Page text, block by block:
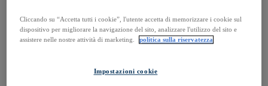
EBSCO Discovery Service
EBSCO FOLIO
EBSCO Mobile App
Explora
Cliccando su “Accetta tutti i cookie”, l'utente accetta di memorizzare i cookie sul
dispositivo per migliorare la navigazione del sito, analizzare l'utilizzo del sito e
assistere nelle nostre attività di marketing.
politica sulla riservatezza
Impostazioni cookie